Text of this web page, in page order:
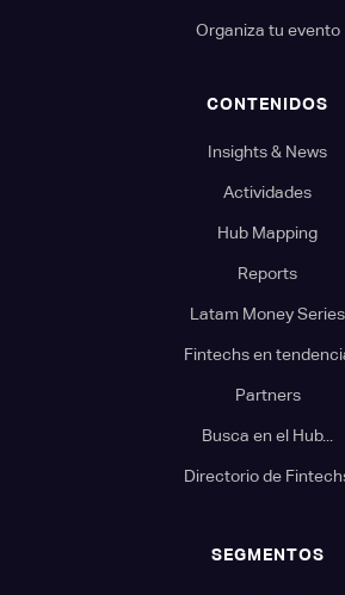
Organiza tu evento
CONTENIDOS
Insights & News
Actividades
Hub Mapping
Reports
Latam Money Series
Fintechs en
Partners
Busca en el Hub...
Directorio de
SEGMENTOS